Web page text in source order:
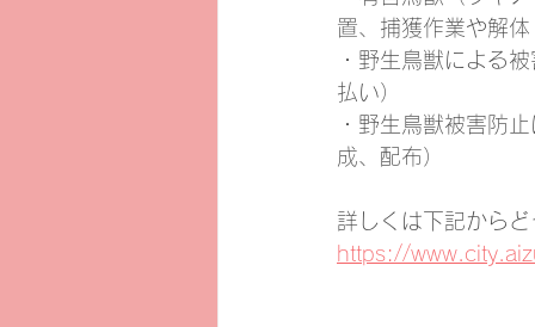
置、捕獲作業や解
・野生鳥獣による
払い）
・野生鳥獣被害防
成、配布）
詳しくは下記からど
https://